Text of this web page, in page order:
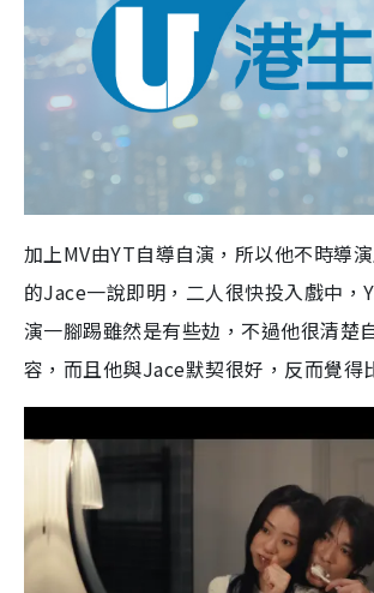
加上MV由YT自導自演，所以他不時導
的Jace一說即明，二人很快投入戲中，
演一腳踢雖然是有些攰，不過他很清楚
容，而且他與Jace默契很好，反而覺得